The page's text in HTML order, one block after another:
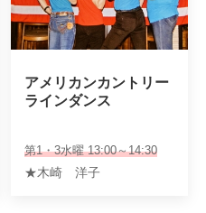
アメリカンカントリー
ラインダンス
第1・3水曜 13:00～14:30
★木崎 洋子